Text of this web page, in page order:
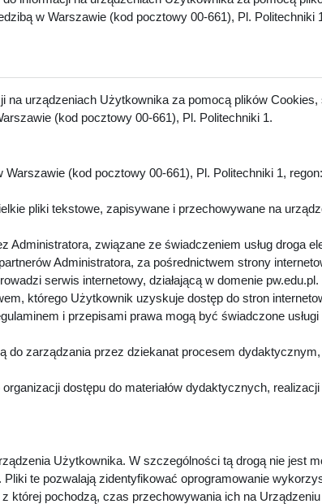
w Warszawie (kod pocztowy 00-661), Pl. Politechniki
urządzeniach Użytkownika za pomocą plików
(kod pocztowy 00-661), Pl. Politechniki 1.
(kod pocztowy 00-661), Pl. Politechniki 1,
pliki tekstowe, zapisywane i przechowywane na
Administratora, związane ze świadczeniem usług droga
Administratora, za pośrednictwem strony
serwis internetowy, działającą w domenie pw.edu.pl.
którego Użytkownik uzyskuje dostęp do stron
i przepisami prawa mogą być świadczone
do zarządzania przez dziekanat procesem
dostępu do materiałów dydaktycznych,
Użytkownika. W szczególności tą drogą nie jest
Pliki te pozwalają zidentyfikować oprogramowanie
której pochodzą, czas przechowywania ich na